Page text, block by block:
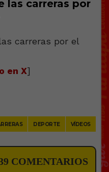
las carreras por
en X]
DEPORTE VÍDEOS
COMENTARIOS